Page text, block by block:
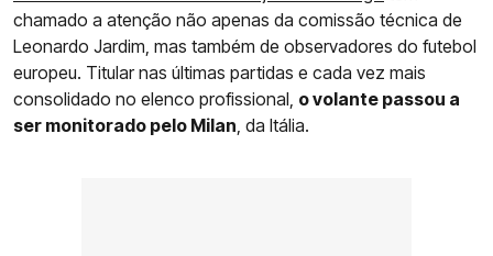
chamado a atenção não apenas da comissão técnica de
Leonardo Jardim, mas também de observadores do futebol
europeu. Titular nas últimas partidas e cada vez mais
consolidado no elenco profissional, o volante passou a
ser monitorado pelo Milan , da Itália.